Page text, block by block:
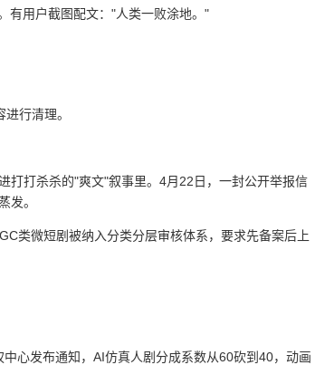
有用户截图配文："人类一败涂地。"
行清理。
打打杀杀的"爽文"叙事里。4月22日，一封公开举报信
发。
类微短剧被纳入分类分层审核体系，要求先备案后上
心发布通知，AI仿真人剧分成系数从60砍到40，动画